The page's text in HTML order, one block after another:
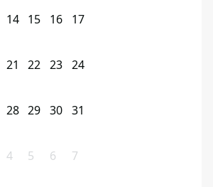
14 15 16 17
21 22 23 24
28 29 30 31
4 5 6 7